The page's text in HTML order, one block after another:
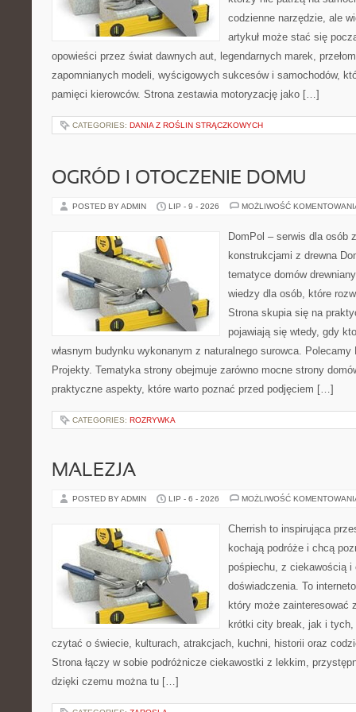
codzienne narzędzie, ale
artykuł może stać się
opowieści przez świat dawnych aut, legendarnych marek,
zapomnianych modeli, wyścigowych sukcesów i samochodów,
pamięci kierowców. Strona zestawia motoryzację jako […]
CATEGORIES: DANIA Z ROŚLIN STRĄCZKOWYCH
OGRÓD I OTOCZENIE DOMU
POSTED BY ADMIN LIP - 9 - 2026 MOŻLIWOŚĆ
DomPol – serwis dla osób
konstrukcjami z drewna
tematyce domów
wiedzy dla osób, które
Strona skupia się na
pojawiają się wtedy, gdy
własnym budynku wykonanym z naturalnego surowca.
Projekty. Tematyka strony obejmuje zarówno mocne strony
praktyczne aspekty, które warto poznać przed podjęciem […]
CATEGORIES: ROZRYWKA
MALEZJA
POSTED BY ADMIN LIP - 6 - 2026 MOŻLIWOŚĆ
Cherrish to inspirująca
kochają podróże i chcą
pośpiechu, z ciekawością i
doświadczenia. To
który może zainteresować
krótki city break, jak i
czytać o świecie, kulturach, atrakcjach, kuchni, historii oraz
Strona łączy w sobie podróżnicze ciekawostki z lekkim,
dzięki czemu można tu […]